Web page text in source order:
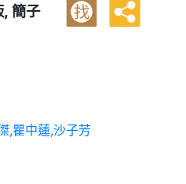
找
,瞿中蓮,沙子芳